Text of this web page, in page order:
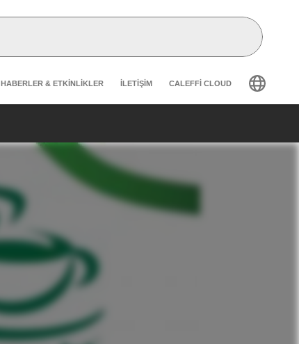
Header secondary navigation
HABERLER & ETKINLIKLER İLETIŞIM CALEFFI CLOUD